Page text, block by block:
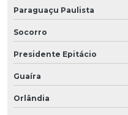
Paraguaçu Paulista
Socorro
Presidente Epitácio
Guaíra
Orlândia